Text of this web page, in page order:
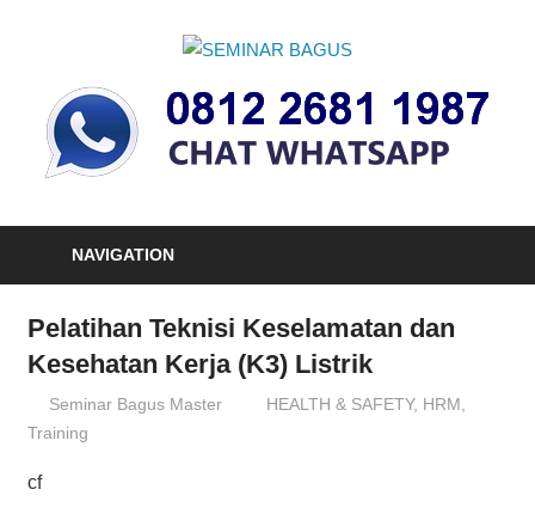
BAGUS
Informasi
Seminar,
Training
dan
NAVIGATION
Pelatihan Teknisi Keselamatan dan
Kesehatan Kerja (K3) Listrik
04/10/2012
Seminar Bagus Master HEALTH & SAFETY, HRM
Training
cf